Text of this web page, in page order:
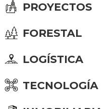
PROYECTOS
FORESTAL
LOGÍSTICA
TECNOLOGÍA